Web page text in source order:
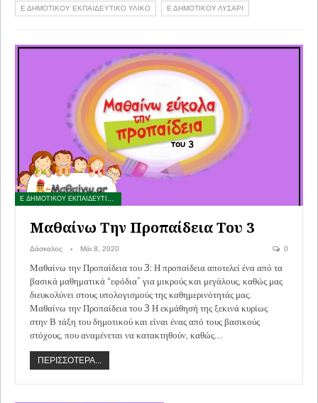
Ε ΔΗΜΟΤΙΚΟΥ ΕΚΠΑΙΔΕΥΤΙΚΟ ΥΛΙΚΟ Ε ΔΗΜΟΤΙΚΟΥ ΛΥΣΑΡΙ
Ε ΔΗΜΟΤΙΚΟΥ ΕΚΠΑΙΔΕΥΤΙΚΑ ΠΑΙΧΝΙΔΙΑ
Μαθαίνω Την Προπαίδεια Του 3
Δάσκαλος Μάι 8, 2020 0
Μαθαίνω την Προπαίδεια του 3: Η προπαίδεια αποτελεί ένα από τα
βασικά μαθηματικά “εφόδια” για μικρούς και μεγάλους, καθώς μας
διευκολύνει στους υπολογισμούς της καθημερινότητάς μας.
Μαθαίνω την Προπαίδεια του 3 Η εκμάθησή της ξεκινά κυρίως
στην Β τάξη του δημοτικού και είναι ένας από τους βασικούς
στόχους, που αναμένεται να κατακτηθούν, καθώς…
ΠΕΡΙΣΣΌΤΕΡΑ...